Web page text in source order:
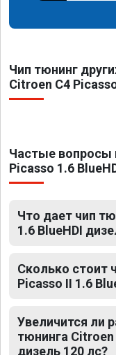
Чип тюнинг
Citroen C4
Частые вопросы
Picasso 1.6
Что дает чип
1.6 BlueHDI
Сколько стоит
Picasso II 1.6
Увеличится ли
тюнинга Citroen
дизель 120 лс?